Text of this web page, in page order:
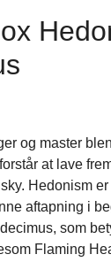
og master
at lave
Hedonism
aftapning i
som
Flaming